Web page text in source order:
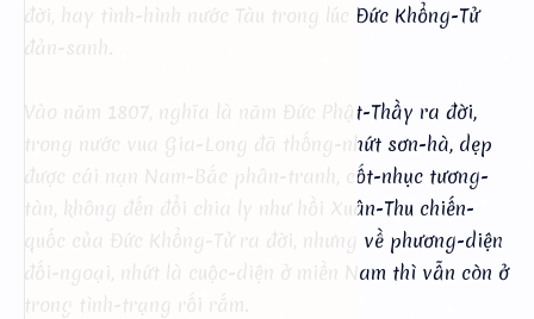
đời, hay tình-hình nước Tàu trong lúc Đức Khổng-Tử
đản-sanh.
Vào năm 1807, nghĩa là năm Đức Phật-Thầy ra đời,
trong nước vua Gia-Long đã thống-nhứt sơn-hà, dẹp
được cái nạn Nam-Bắc phân-tranh, cốt-nhục tương-
tàn, không đến đổi chia ly như hồi Xuân-Thu chiến-
quốc của Đức Khổng-Tử ra đời, nhưng về phương-diện
đối-ngoại, nhứt là cuộc-diện ở miền Nam thì vẫn còn ở
trong tình-trạng rối rắm.